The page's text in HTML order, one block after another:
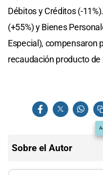
Débitos y Créditos (-
(+55%) y Bienes
Especial), compensaron
recaudación producto
Sobre el Autor